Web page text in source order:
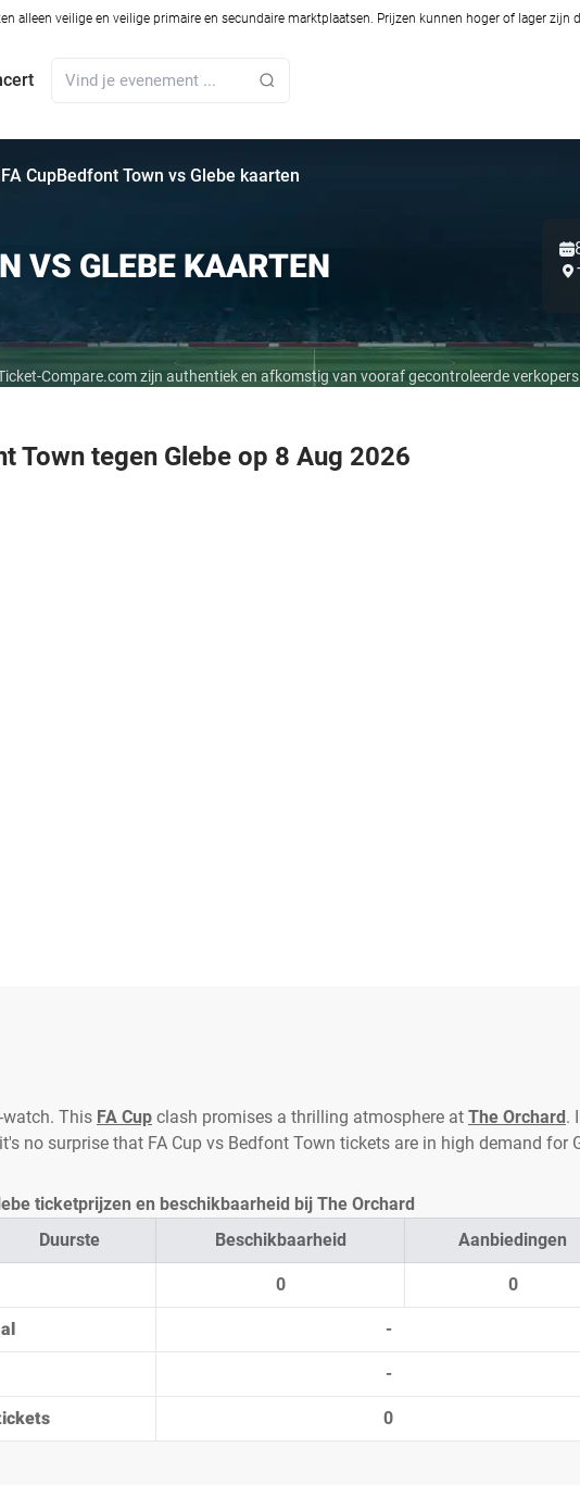
alleen veilige en veilige primaire en secundaire marktplaatsen. Prijzen kunnen hoger of lager zijn
FA CupBedfont Town vs Glebe kaarten
VS GLEBE KAARTEN
Compare.com zijn authentiek en afkomstig van vooraf gecontroleerde
Town tegen Glebe op 8 Aug 2026
watch. This FA Cup clash promises a thrilling atmosphere at The Orchard.
no surprise that FA Cup vs Bedfont Town tickets are in high demand for
Duurste Beschikbaarheid Aanbiedingen
0 0
-
-
0
ticketprijzen en beschikbaarheid bij The Orchard